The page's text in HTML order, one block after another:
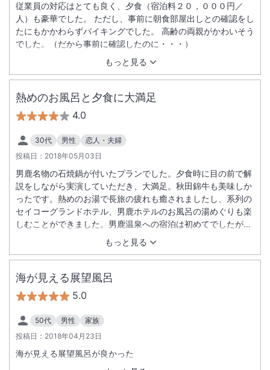
もっと見る
従業員の対応はとても良く、夕食（宿泊料２０，０００円／
人）も豪華でした。 ただし、事前に朝食部屋出しとの確認をし
たにもかかわらずバイキングでした。 高齢の両親がかわいそう
でした。（だから事前に確認したのに・・・）
熱めのお風呂と夕食に大満足
4.0
30代 男性
恋人・夫婦
投稿日： 2018年05月03日
もっと見る
男鹿名物の石焼鍋が付いたプランでした。夕食時に目の前で解
説をしながら実演していただき、大満足。秋田錦牛も美味しか
ったです。熱めのお湯で長旅の疲れも癒されましたし、系列の
セイコーグランドホテル、男鹿ホテルのお風呂の湯めぐりも楽
しむことができました。男鹿温泉への宿泊は初めてでしたが、
満足の旅になりました。
海が見える展望風呂
5.0
50代 男性
家族
投稿日： 2018年04月23日
海が見える展望風呂が良かった